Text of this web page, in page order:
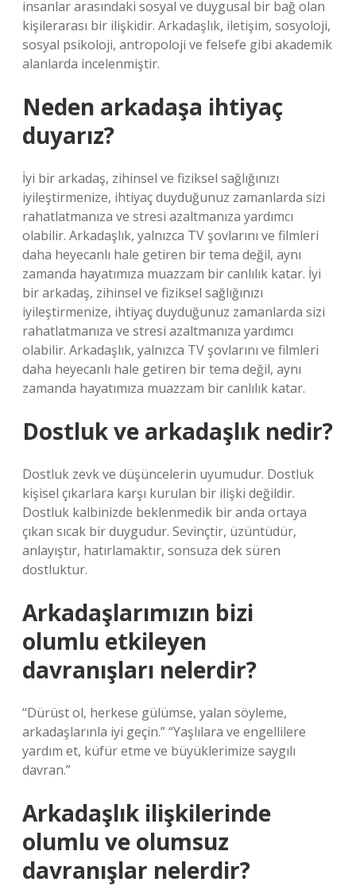
insanlar arasındaki sosyal ve duygusal bir bağ olan
kişilerarası bir ilişkidir. Arkadaşlık, iletişim, sosyoloji,
sosyal psikoloji, antropoloji ve felsefe gibi akademik
alanlarda incelenmiştir.
Neden arkadaşa ihtiyaç
duyarız?
İyi bir arkadaş, zihinsel ve fiziksel sağlığınızı
iyileştirmenize, ihtiyaç duyduğunuz zamanlarda sizi
rahatlatmanıza ve stresi azaltmanıza yardımcı
olabilir. Arkadaşlık, yalnızca TV şovlarını ve filmleri
daha heyecanlı hale getiren bir tema değil, aynı
zamanda hayatımıza muazzam bir canlılık katar. İyi
bir arkadaş, zihinsel ve fiziksel sağlığınızı
iyileştirmenize, ihtiyaç duyduğunuz zamanlarda sizi
rahatlatmanıza ve stresi azaltmanıza yardımcı
olabilir. Arkadaşlık, yalnızca TV şovlarını ve filmleri
daha heyecanlı hale getiren bir tema değil, aynı
zamanda hayatımıza muazzam bir canlılık katar.
Dostluk ve arkadaşlık nedir?
Dostluk zevk ve düşüncelerin uyumudur. Dostluk
kişisel çıkarlara karşı kurulan bir ilişki değildir.
Dostluk kalbinizde beklenmedik bir anda ortaya
çıkan sıcak bir duygudur. Sevinçtir, üzüntüdür,
anlayıştır, hatırlamaktır, sonsuza dek süren
dostluktur.
Arkadaşlarımızın bizi
olumlu etkileyen
davranışları nelerdir?
“Dürüst ol, herkese gülümse, yalan söyleme,
arkadaşlarınla ​​iyi geçin.” “Yaşlılara ve engellilere
yardım et, küfür etme ve büyüklerimize saygılı
davran.”
Arkadaşlık ilişkilerinde
olumlu ve olumsuz
davranışlar nelerdir?